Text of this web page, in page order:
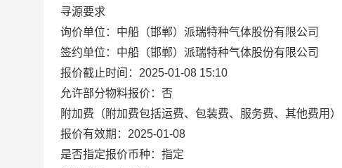
寻源要求
询价单位：中船（邯郸）派瑞特种气体股份有限公司
签约单位：中船（邯郸）派瑞特种气体股份有限公司
报价截止时间：2025-01-08 15:10
允许部分物料报价：否
附加费（附加费包括运费、包装费、服务费、其他费用
报价有效期：2025-01-08
是否指定报价币种：指定